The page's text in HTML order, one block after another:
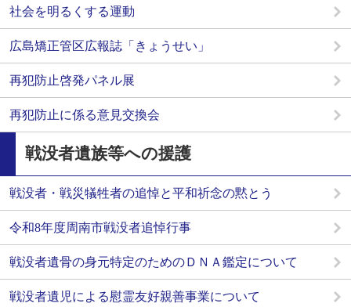
社会を明るくする運動
広島矯正管区広報誌「きょうせい」
再犯防止啓発パネル展
再犯防止に係る意見交換会
戦没者遺族等への援護
戦没者・戦災犠牲者の追悼と平和祈念の黙とう
令和8年度周南市戦没者追悼行事
戦没者遺骨の身元特定のためのＤＮＡ鑑定について
戦没者遺児による慰霊友好親善事業について